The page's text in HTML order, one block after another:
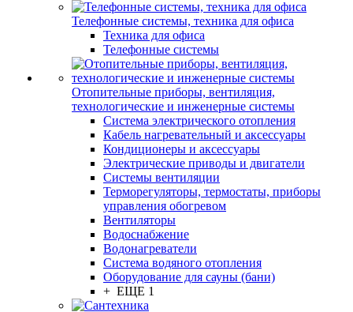
Телефонные системы, техника для офиса
Техника для офиса
Телефонные системы
Отопительные приборы, вентиляция,
технологические и инженерные системы
Система электрического отопления
Кабель нагревательный и аксессуары
Кондиционеры и аксессуары
Электрические приводы и двигатели
Системы вентиляции
Терморегуляторы, термостаты, приборы
управления обогревом
Вентиляторы
Водоснабжение
Водонагреватели
Система водяного отопления
Оборудование для сауны (бани)
+ ЕЩЕ 1